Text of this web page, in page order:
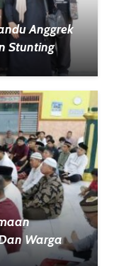
Anggrek
Stunting
Warga